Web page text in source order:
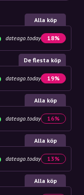
Alla köp
dateago.today 18%
De flesta köp
dateago.today 19%
Alla köp
dateago.today 16%
Alla köp
dateago.today 13%
Alla köp